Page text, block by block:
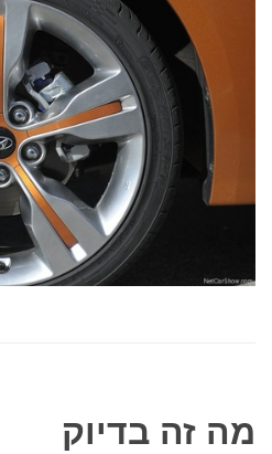
מה זה בדיוק